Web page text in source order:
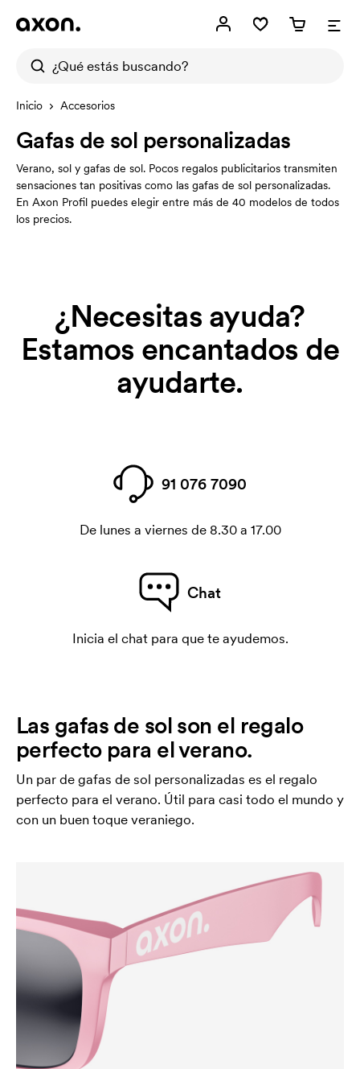
Inicio Accesorios
Gafas de sol personalizadas
Verano, sol y gafas de sol. Pocos regalos publicitarios transmiten
sensaciones tan positivas como las gafas de sol personalizadas.
En Axon Profil puedes elegir entre más de 40 modelos de todos
los precios.
¿Necesitas ayuda?
Estamos encantados de
ayudarte.
91 076 7090
De lunes a viernes de 8.30 a 17.00
Chat
Inicia el chat para que te ayudemos.
Las gafas de sol son el regalo
perfecto para el verano.
Un par de gafas de sol personalizadas es el regalo
perfecto para el verano. Útil para casi todo el mundo y
con un buen toque veraniego.